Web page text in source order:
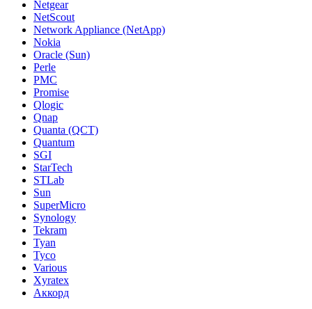
Netgear
NetScout
Network Appliance (NetApp)
Nokia
Oracle (Sun)
Perle
PMC
Promise
Qlogic
Qnap
Quanta (QCT)
Quantum
SGI
StarTech
STLab
Sun
SuperMicro
Synology
Tekram
Tyan
Tyco
Various
Xyratex
Аккорд